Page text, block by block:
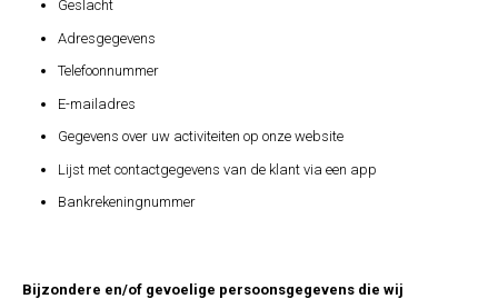
Geslacht
Adresgegevens
Telefoonnummer
E-mailadres
Gegevens over uw activiteiten op onze website
Lijst met contactgegevens van de klant via een app
Bankrekeningnummer
Bijzondere en/of gevoelige persoonsgegevens die wij